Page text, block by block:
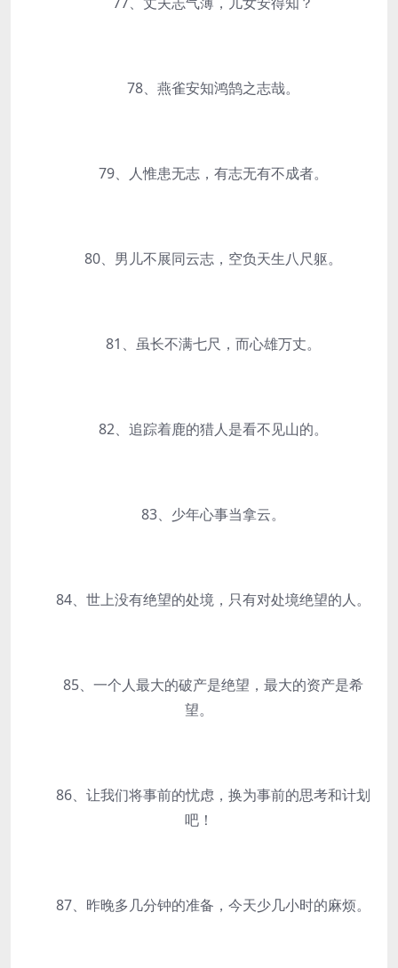
78、燕雀安知鸿鹄之志哉。
79、人惟患无志，有志无有不成者。
80、男儿不展同云志，空负天生八尺躯。
81、虽长不满七尺，而心雄万丈。
82、追踪着鹿的猎人是看不见山的。
83、少年心事当拿云。
84、世上没有绝望的处境，只有对处境绝望的人。
85、一个人最大的破产是绝望，最大的资产是希
望。
86、让我们将事前的忧虑，换为事前的思考和计划
吧！
87、昨晚多几分钟的准备，今天少几小时的麻烦。